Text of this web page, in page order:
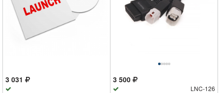
3 031 3 500
LNC-126